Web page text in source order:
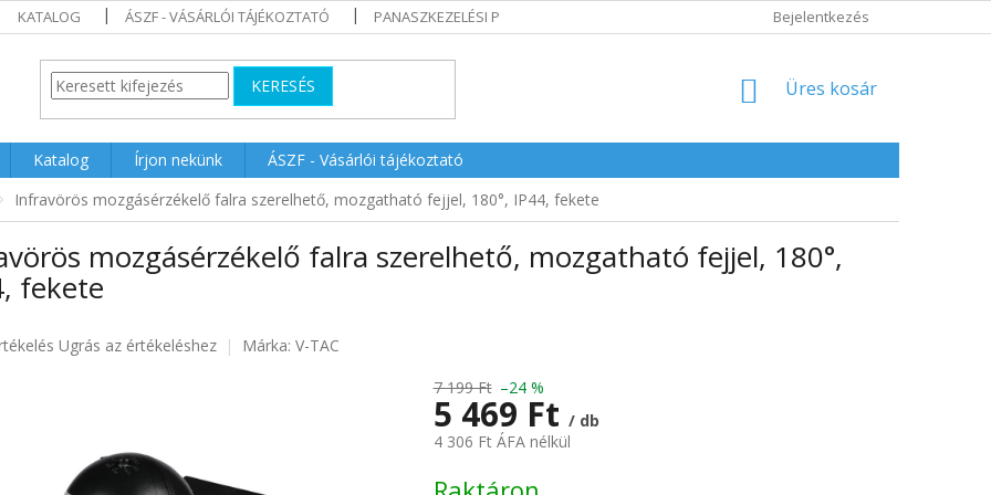
KATALOG ÁSZF - VÁSÁRLÓI TÁJÉKOZTATÓ PANASZKEZELÉSI POLITIKA Bejelentkezés
KERESÉS KOSÁR
Üres kosár
Katalog Írjon nekünk
ÁSZF - Vásárlói tájékoztató
Infravörös mozgásérzékelő falra szerelhető, mozgatható fejjel, 180°, IP44, fekete
mozgásérzékelő falra szerelhető, mozgatható fejjel, 180°,
fekete
Ugrás az értékeléshez Márka: V-TAC
7 199 Ft –24 %
5 469 Ft / db
4 306 Ft ÁFA nélkül